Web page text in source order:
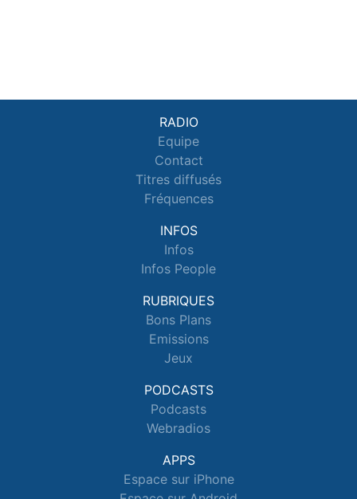
RADIO
Equipe
Contact
Titres diffusés
Fréquences
INFOS
Infos
Infos People
RUBRIQUES
Bons Plans
Emissions
Jeux
PODCASTS
Podcasts
Webradios
APPS
Espace sur iPhone